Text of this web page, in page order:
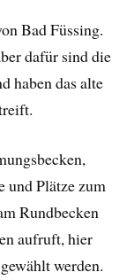
Bad Füssing.
dafür sind die
haben das alte
und Plätze zum
Rundbecken
aufruft, hier
werden.